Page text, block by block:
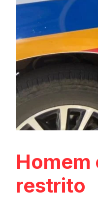
Homem
restrito